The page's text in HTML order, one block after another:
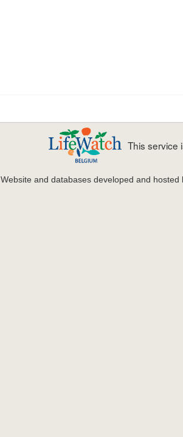
This service
Website and databases developed and hosted